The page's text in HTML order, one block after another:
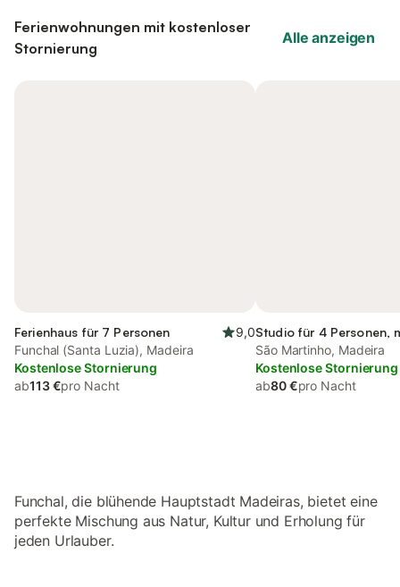
Ferienwohnungen mit kostenloser
Stornierung
Alle anzeigen
Ferienhaus für 7 Personen
9,0
Funchal (Santa Luzia), Madeira
Kostenlose Stornierung
ab113 €pro Nacht
Studio für 4 Personen,
São Martinho, Madeira
Kostenlose Stornierung
ab80 €pro Nacht
Funchal, die blühende Hauptstadt Madeiras, bietet eine
perfekte Mischung aus Natur, Kultur und Erholung für
jeden Urlauber.